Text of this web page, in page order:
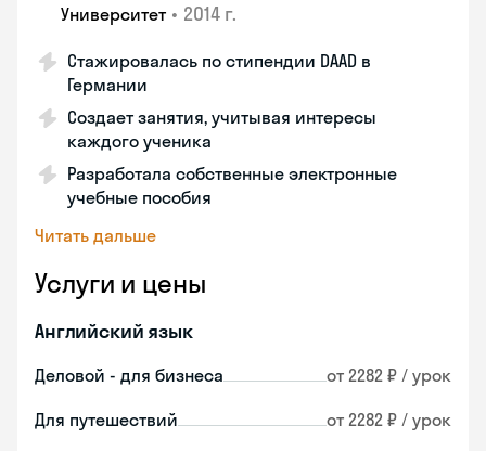
Университет • 2014 г.
Стажировалась по стипендии DAAD в
Германии
Создает занятия, учитывая интересы
каждого ученика
Разработала собственные электронные
учебные пособия
Читать дальше
Услуги и цены
Английский язык
Деловой - для бизнеса от 2282 ₽ / урок
Для путешествий от 2282 ₽ / урок